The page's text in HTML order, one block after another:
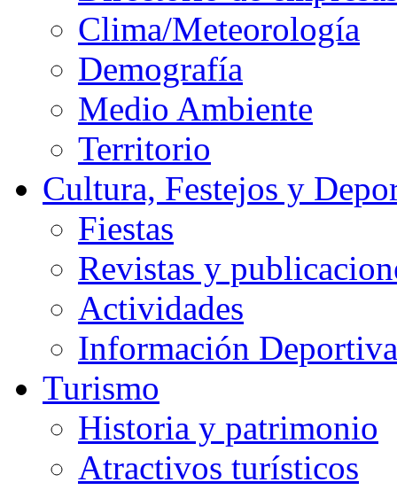
Clima/Meteorología
Demografía
Medio Ambiente
Territorio
Cultura, Festejos y
Fiestas
Revistas y
Actividades
Información Deportiva
Turismo
Historia y patrimonio
Atractivos turísticos